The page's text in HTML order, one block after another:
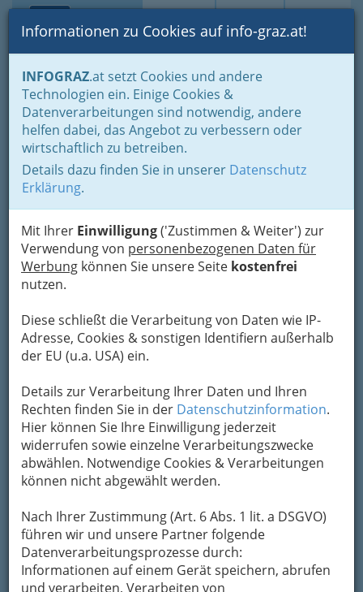
Suche Login Toggle
Informationen zu Cookies auf info-graz.at!
INFOGRAZ.at setzt Cookies und andere
Technologien ein. Einige Cookies &
Datenverarbeitungen sind notwendig, andere
helfen dabei, das Angebot zu verbessern oder
wirtschaftlich zu betreiben.
Details dazu finden Sie in unserer Datenschutz
Erklärung.
Mit Ihrer Einwilligung('Zustimmen & Weiter') zur
Verwendung von personenbezogenen Daten für
Werbung können Sie unsere Seite kostenfrei
nutzen.
Diese schließt die Verarbeitung von Daten wie IP-
Adresse, Cookies & sonstigen Identifiern außerhalb
der EU (u.a. USA) ein.
Details zur Verarbeitung Ihrer Daten und Ihren
Rechten finden Sie in der Datenschutzinformation.
Hier können Sie Ihre Einwilligung jederzeit
widerrufen sowie einzelne Verarbeitungszwecke
abwählen. Notwendige Cookies & Verarbeitungen
können nicht abgewählt werden.
Nach Ihrer Zustimmung (Art. 6 Abs. 1 lit. a DSGVO)
führen wir und unsere Partner folgende
Datenverarbeitungsprozesse durch:
Informationen auf einem Gerät speichern, abrufen
und verarbeiten, Verarbeiten von
Home Branchen
Gesundheit und Soziales
Medizin - Spezialgebiete & Alternatives
Osteopathie
Joachim Gritsch
Theodor-Körner-Straße 175, 8010 Graz
+43 699 2821 3963
Karte
Adresse mit Google Maps anschauen